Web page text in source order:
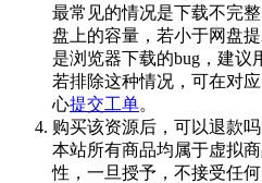
最常见的情况是下载不完
盘上的容量，若小于网盘
是浏览器下载的bug，建议
若排除这种情况，可在对
心提交工单。
购买该资源后，可以退款吗
本站所有商品均属于虚拟
性，一旦授予，不接受任